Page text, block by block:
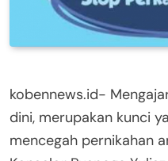
kobennews.id-
dini, merupakan kunci
mencegah pernikahan